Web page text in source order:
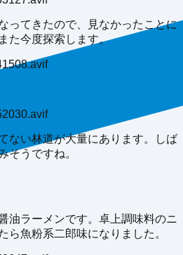
ってきたので、見なかったことに
た今度探索します。
ない林道が大量にあります。しば
そうですね。
油ラーメンです。卓上調味料のニ
ら魚粉系二郎味になりました。